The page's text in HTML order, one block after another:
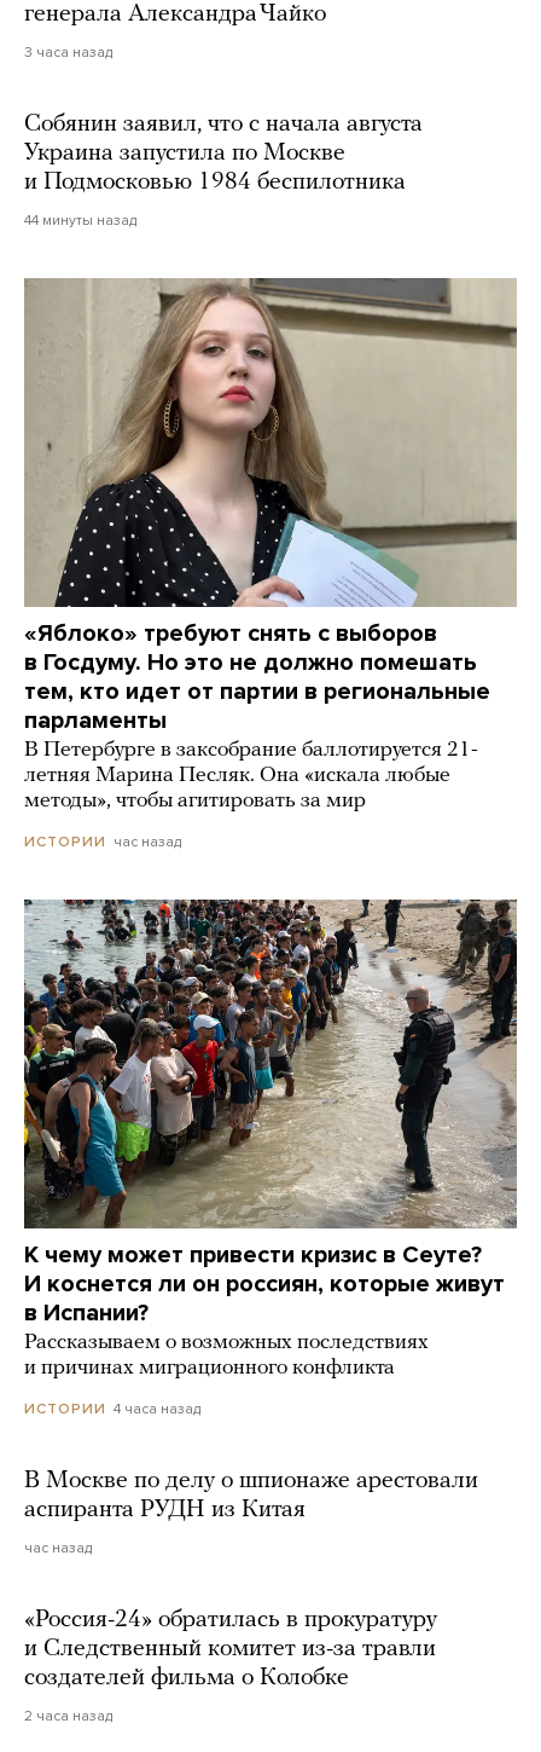
генерала Александра Чайко
3 часа назад
Собянин заявил, что с начала августа
Украина запустила по Москве
и Подмосковью 1984 беспилотника
44 минуты назад
«Яблоко» требуют снять с выборов
в Госдуму. Но это не должно помешать
тем, кто идет от партии в региональные
парламенты
В Петербурге в заксобрание баллотируется 21-
летняя Марина Песляк. Она «искала любые
методы», чтобы агитировать за мир
ИСТОРИИ час назад
К чему может привести кризис в Сеуте?
И коснется ли он россиян, которые живут
в Испании?
Рассказываем о возможных последствиях
и причинах миграционного конфликта
ИСТОРИИ 4 часа назад
В Москве по делу о шпионаже арестовали
аспиранта РУДН из Китая
час назад
«Россия-24» обратилась в прокуратуру
и Следственный комитет из-за травли
создателей фильма о Колобке
2 часа назад